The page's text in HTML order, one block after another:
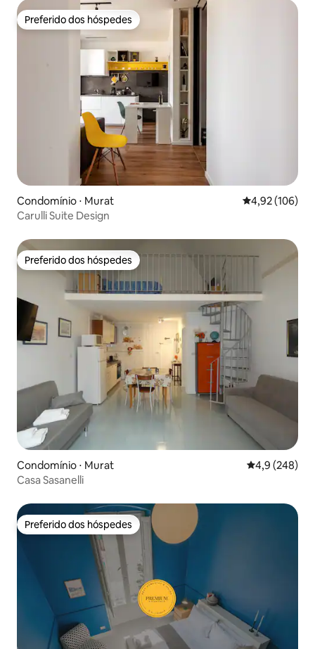
Preferido dos hóspedes
Preferido dos hóspedes
Condomínio ⋅ Murat 4,92 de uma
4,92 (106)
Carulli Suite Design
Preferido dos hóspedes
Preferido dos hóspedes
Condomínio ⋅ Murat 4,9 de uma
4,9 (248)
Casa Sasanelli
Preferido dos hóspedes
Preferido dos hóspedes